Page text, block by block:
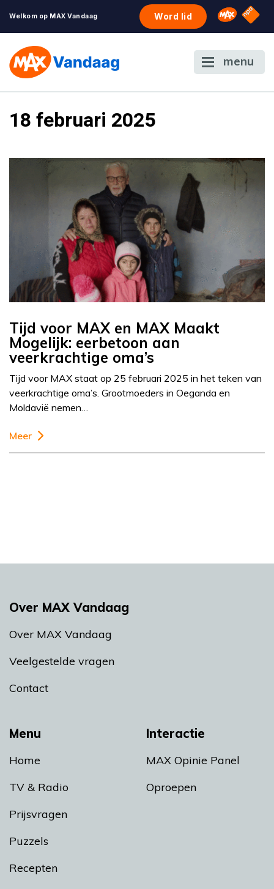
Welkom op MAX Vandaag Word lid Omroep
NPO
menu
18 februari 2025
Tijd voor MAX en MAX Maakt
Mogelijk: eerbetoon aan
veerkrachtige oma’s
Tijd voor MAX staat op 25 februari 2025 in het teken van
veerkrachtige oma’s. Grootmoeders in Oeganda en
Moldavië nemen…
Meer
Menu
Home
TV & Radio
Prijsvragen
Puzzels
Recepten
Interactie
MAX Opinie Panel
Oproepen
Over MAX Vandaag
Over MAX Vandaag
Veelgestelde vragen
Contact